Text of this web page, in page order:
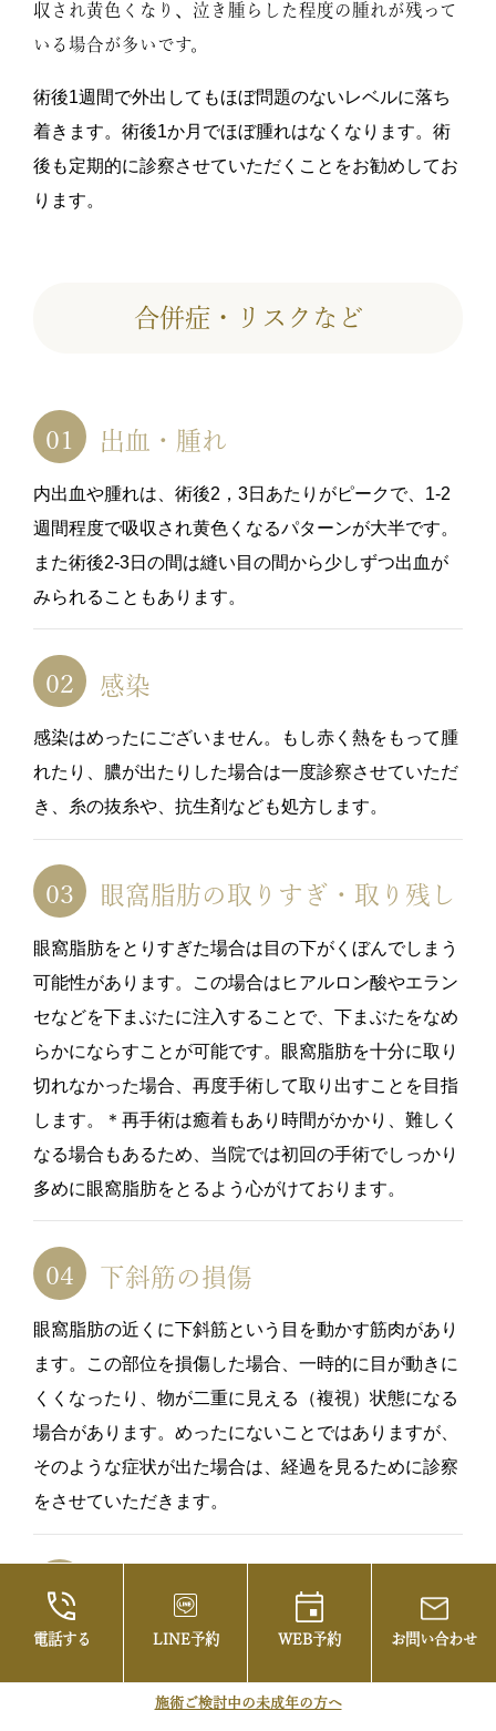
電話する LINE予約 WEB予約 お問い合わせ
施術ご検討中の未成年の方へ
収され黄色くなり、泣き腫らした程度の腫れが残って
いる場合が多いです。
術後1週間で外出してもほぼ問題のないレベルに落ち
着きます。術後1か月でほぼ腫れはなくなります。術
後も定期的に診察させていただくことをお勧めしてお
ります。
合併症・リスクなど
出血・腫れ
内出血や腫れは、術後2，3日あたりがピークで、1-2
週間程度で吸収され黄色くなるパターンが大半です。
また術後2-3日の間は縫い目の間から少しずつ出血が
みられることもあります。
感染
感染はめったにございません。もし赤く熱をもって腫
れたり、膿が出たりした場合は一度診察させていただ
き、糸の抜糸や、抗生剤なども処方します。
眼窩脂肪の取りすぎ・取り残し
眼窩脂肪をとりすぎた場合は目の下がくぼんでしまう
可能性があります。この場合はヒアルロン酸やエラン
セなどを下まぶたに注入することで、下まぶたをなめ
らかにならすことが可能です。眼窩脂肪を十分に取り
切れなかった場合、再度手術して取り出すことを目指
します。＊再手術は癒着もあり時間がかかり、難しく
なる場合もあるため、当院では初回の手術でしっかり
多めに眼窩脂肪をとるよう心がけております。
下斜筋の損傷
眼窩脂肪の近くに下斜筋という目を動かす筋肉があり
ます。この部位を損傷した場合、一時的に目が動きに
くくなったり、物が二重に見える（複視）状態になる
場合があります。めったにないことではありますが、
そのような症状が出た場合は、経過を見るために診察
をさせていただきます。
その他
ごく稀ですが、下眼瞼の外反（あっかんべの状態）・
る可能性があります。気になることがありましたら、